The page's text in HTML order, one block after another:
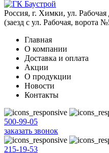
Россия, г. Химки, ул.
(заезд с ул. Рабочая, ворота
Главная
О компании
Доставка и оплата
Акции
О продукции
Новости
Контакты
500-99-05
заказать звонок
215-19-53